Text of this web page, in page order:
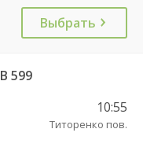
Выбрать
599
10:55
Титоренко пов.